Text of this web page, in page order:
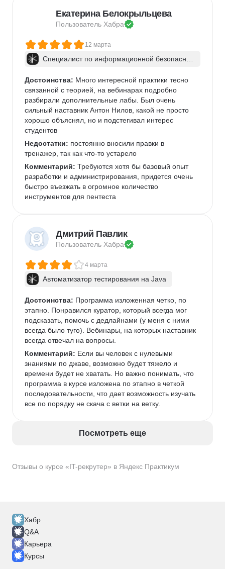
Отзывы о курсе «IT-рекрутер» в Яндекс Практикум
Екатерина Белокрыльцева
Пользователь Хабра
12 марта
Специалист по информационной безопаснос
Достоинства: Много интересной практики тесно
связанной с теорией, на вебинарах подробно
разбирали дополнительные лабы. Был очень
сильный наставник Антон Нилов, какой не просто
хорошо объяснял, но и подстегивал интерес
студентов
Недостатки: постоянно вносили правки в
тренажер, так как что-то устарело
Комментарий: Требуются хотя бы базовый опыт
разработки и администрирования, придется очень
быстро въезжать в огромное количество
инструментов для пентеста
Дмитрий Павлик
Пользователь Хабра
4 марта
Автоматизатор тестирования на Java
Достоинства: Программа изложенная четко, по
этапно. Понравился куратор, который всегда мог
подсказать, помочь с дедлайнами (у меня с ними
всегда было туго). Вебинары, на которых наставник
всегда отвечал на вопросы.
Комментарий: Если вы человек с нулевыми
знаниями по джаве, возможно будет тяжело и
времени будет не хватать. Но важно понимать, что
программа в курсе изложена по этапно в четкой
последовательности, что дает возможность изучать
все по порядку не скача с ветки на ветку.
Посмотреть еще
Хабр
Q&A
Карьера
Курсы